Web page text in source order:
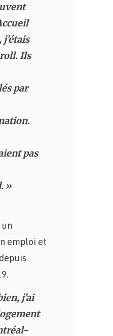
Ils
par
pas
»
emploi et
j’ai